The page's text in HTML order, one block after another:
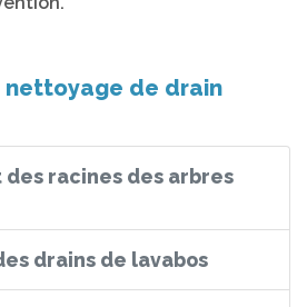
nettoyage de drain
racines des arbres
drains de lavabos